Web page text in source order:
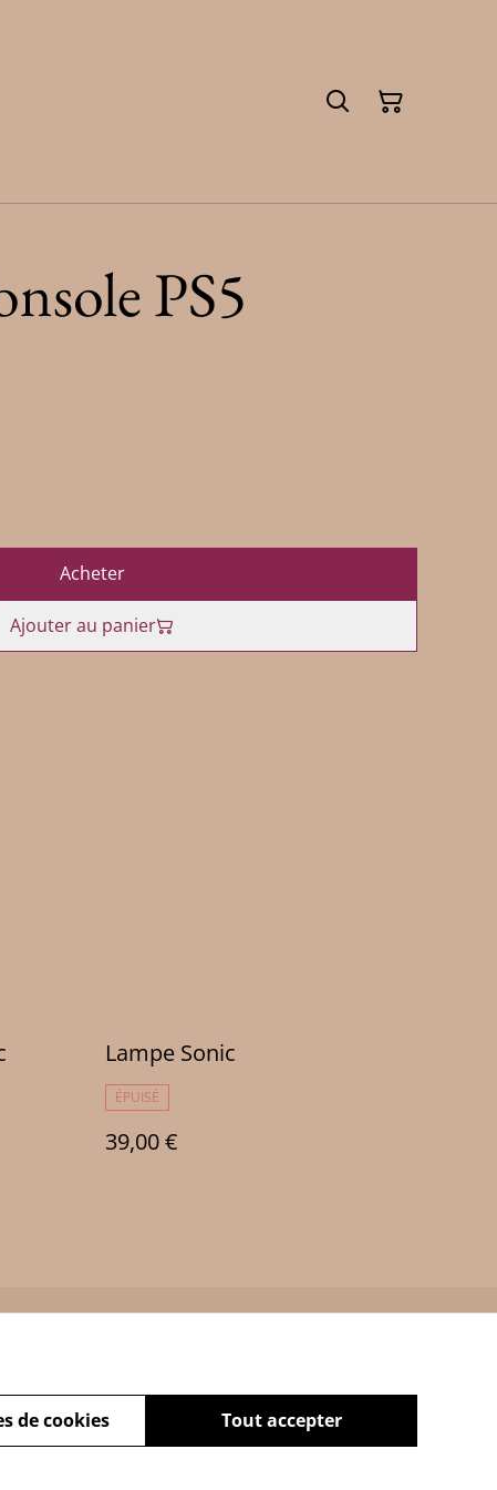
PS5
Acheter
Ajouter au panier
Lampe Sonic
ÉPUISÉ
39,00 €
Tout accepter
de cookies